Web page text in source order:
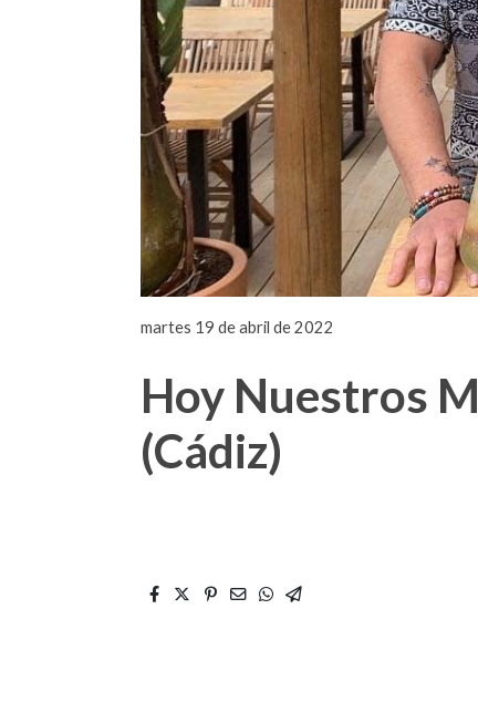
martes 19 de abril de 2022
Hoy Nuestros
(Cádiz)